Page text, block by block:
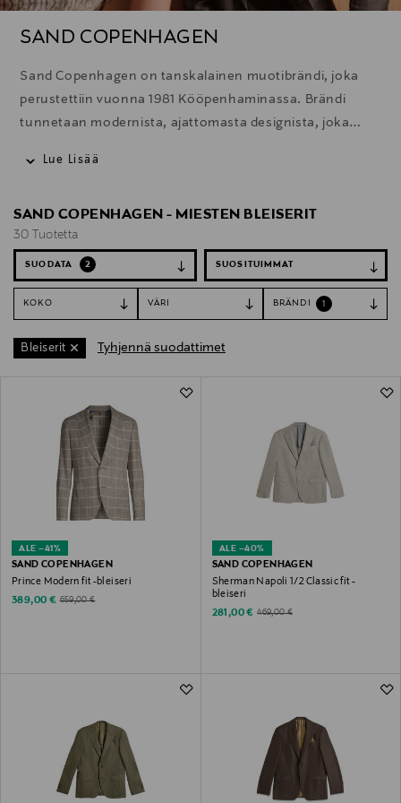
SAND COPENHAGEN
Sand Copenhagen on tanskalainen muotibrändi, joka
perustettiin vuonna 1981 Kööpenhaminassa. Brändi
tunnetaan modernista, ajattomasta designista, joka
Lue Lisää
SAND COPENHAGEN - MIESTEN BLEISERIT
30 Tuotetta
SUODATA 2
KOKO VÄRI BRÄNDI 1
Bleiserit Tyhjennä suodattimet
ALE –41%
SAND COPENHAGEN
Prince Modern fit -bleiseri
Discounted Price
389,00 € Original Price
659,00 €
ALE –40%
SAND COPENHAGEN
Sherman Napoli 1/2 Classic fit -
bleiseri
Discounted Price
281,00 € Original Price
469,00 €